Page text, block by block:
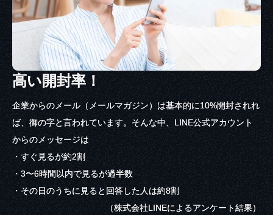
高い開封率！
企業からのメール（メールマガジン）は基本的に10%開封されれ
ば、御の字と言われています。そんな中、LINE公式アカウント
からのメッセージは
・すぐ見るが約2割
・3〜6時間以内で見るが過半数
・その日のうちに見ると回答した人は約8割
（株式会社LINEによるアンケート結果）